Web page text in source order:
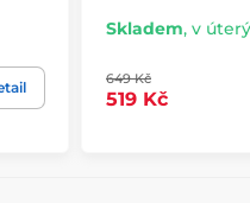
Skladem, v úterý
649 Kč
519 Kč